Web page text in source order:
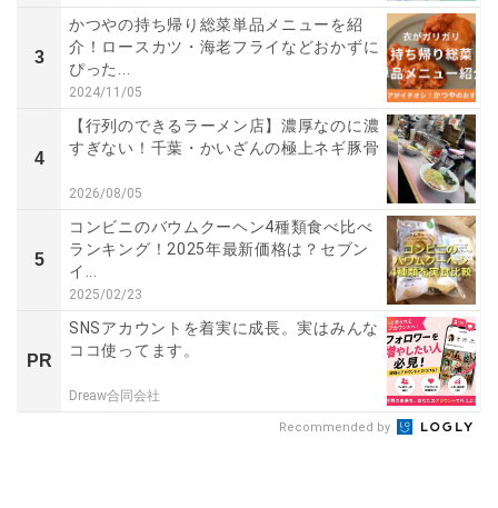
3
かつやの持ち帰り総菜単品メニューを紹
介！ロースカツ・海老フライなどおかずに
ぴった...
2024/11/05
4
【行列のできるラーメン店】濃厚なのに濃
すぎない！千葉・かいざんの極上ネギ豚骨
2026/08/05
5
コンビニのバウムクーヘン4種類食べ比べ
ランキング！2025年最新価格は？セブン
イ...
2025/02/23
PR
SNSアカウントを着実に成長。実はみんな
ココ使ってます。
Dreaw合同会社
Recommended by